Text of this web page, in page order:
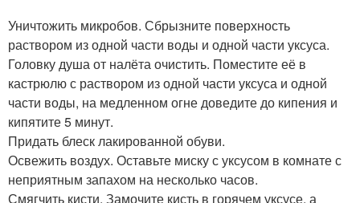
Уничтожить микробов. Сбрызните поверхность
раствором из одной части воды и одной части уксуса.
Головку душа от налёта очистить. Поместите её в
кастрюлю с раствором из одной части уксуса и одной
части воды, на медленном огне доведите до кипения и
кипятите 5 минут.
Придать блеск лакированной обуви.
Освежить воздух. Оставьте миску с уксусом в комнате с
неприятным запахом на несколько часов.
Смягчить кисти. Замочите кисть в горячем уксусе, а